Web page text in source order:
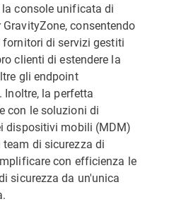
console unificata di
GravityZone, consentendo
fornitori di servizi gestiti
clienti di estendere la
gli endpoint
la perfetta
con le soluzioni di
dispositivi mobili (MDM)
team di sicurezza di
con efficienza le
sicurezza da un'unica